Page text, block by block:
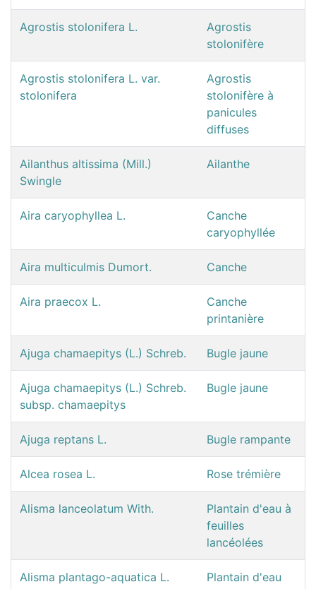
Agrostis stolonifera L.
Agrostis
stolonifère
Agrostis stolonifera L. var.
stolonifera
Agrostis
stolonifère à
panicules
diffuses
Ailanthus altissima (Mill.)
Swingle
Ailanthe
Aira caryophyllea L.
Canche
caryophyllée
Aira multiculmis Dumort. Canche
Aira praecox L.
Canche
printanière
Ajuga chamaepitys (L.) Schreb. Bugle jaune
Ajuga chamaepitys (L.) Schreb.
subsp. chamaepitys
Bugle jaune
Ajuga reptans L. Bugle rampante
Alcea rosea L. Rose trémière
Alisma lanceolatum With.
Plantain d'eau à
feuilles
lancéolées
Alisma plantago-aquatica L. Plantain d'eau